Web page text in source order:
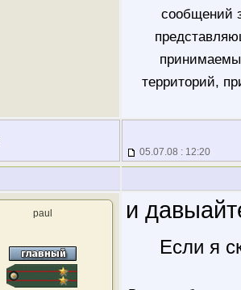
сообщений
территорий,
05.07.08 : 12:20
paul и
Если я